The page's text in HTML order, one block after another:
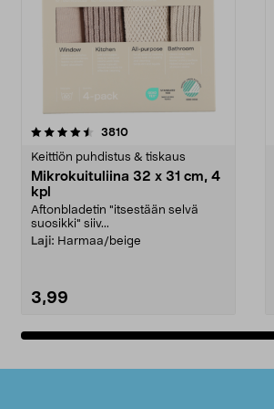
3810arvostelut
Keittiön puhdistus & tiskaus
Mikrokuituliina 32 x 31 cm, 4
kpl
Aftonbladetin "itsestään selvä
suosikki" siiv...
Laji: Harmaa/beige
3,99
4.5viidestä